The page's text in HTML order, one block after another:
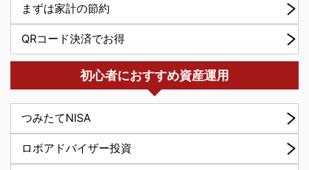
まずは家計の節約
QRコード決済でお得
初心者におすすめ資産運用
つみたてNISA
ロボアドバイザー投資